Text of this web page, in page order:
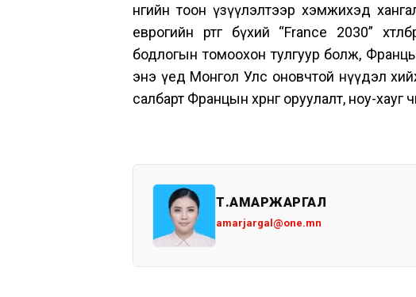
өнөөгийн тоон үзүүлэлтээр хэмжихэд
еврогийн өртөг бүхий “France 2030”
бодлогын томоохон тулгуур болж,
энэ үед Монгол Улс оновчтой нүүдэл
салбарт Францын хөрөнгө оруулалт, ноу-
Т.АМАРЖАРГАЛ
amarjargal@one.mn